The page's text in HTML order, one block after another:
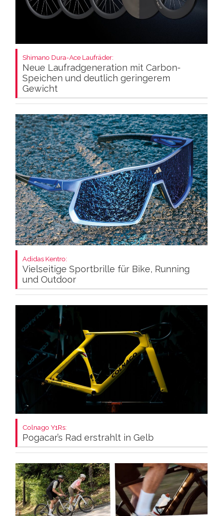
Shimano Dura-Ace Laufräder:
Neue Laufradgeneration mit Carbon-
Speichen und deutlich geringerem
Gewicht
Adidas Kentro:
Vielseitige Sportbrille für Bike, Running
und Outdoor
Colnago Y1Rs:
Pogacar’s Rad erstrahlt in Gelb